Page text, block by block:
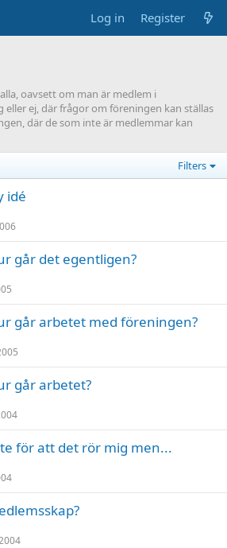
Log in Register
oavsett om man är medlem i
eller ej, där frågor om föreningen kan ställas
där de som inte är medlemmar kan
Filters
idé
går det egentligen?
går arbetet med föreningen?
går arbetet?
för att det rör mig men...